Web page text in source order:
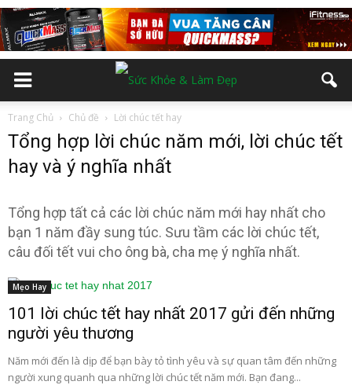
Trang Chủ Chủ đề Lời chúc tết hay
Tổng hợp lời chúc năm mới, lời chúc tết
hay và ý nghĩa nhất
Tổng hợp tất cả các lời chúc năm mới hay nhất cho
bạn 1 năm đầy sung túc. Sưu tầm các lời chúc tết,
câu đối tết vui cho ông bà, cha mẹ ý nghĩa nhất.
Mẹo Hay
101 lời chúc tết hay nhất 2017 gửi đến những
người yêu thương
Năm mới đến là dịp để bạn bày tỏ tình yêu và sự quan tâm đến những
người xung quanh qua những lời chúc tết năm mới. Bạn đang...